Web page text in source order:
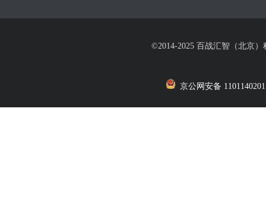
©2014-2025 百战汇智（北京
京公网安备